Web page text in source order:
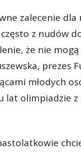
zalecenie dla
z nudów
że nie
prezes
młodych
lat olimpiadzie